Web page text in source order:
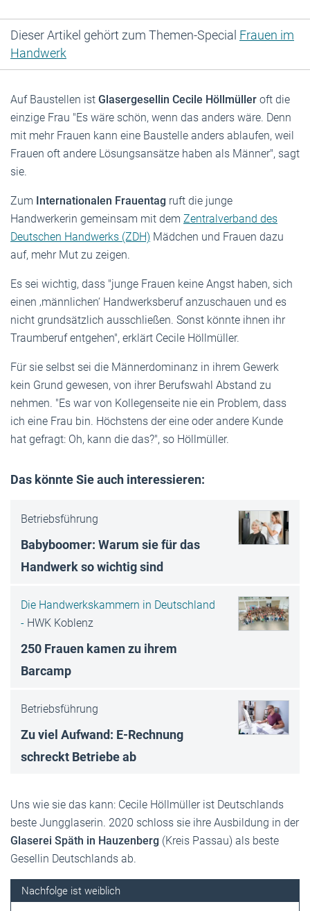
Dieser Artikel gehört zum Themen-Special Frauen im
Handwerk
Auf Baustellen ist Glasergesellin Cecile Höllmüller oft die
einzige Frau "Es wäre schön, wenn das anders wäre. Denn
mit mehr Frauen kann eine Baustelle anders ablaufen, weil
Frauen oft andere Lösungsansätze haben als Männer", sagt
sie.
Zum Internationalen Frauentag ruft die junge
Handwerkerin gemeinsam mit dem Zentralverband des
Deutschen Handwerks (ZDH) Mädchen und Frauen dazu
auf, mehr Mut zu zeigen.
Es sei wichtig, dass "junge Frauen keine Angst haben, sich
einen ‚männlichen‘ Handwerksberuf anzuschauen und es
nicht grundsätzlich ausschließen. Sonst könnte ihnen ihr
Traumberuf entgehen", erklärt Cecile Höllmüller.
Für sie selbst sei die Männerdominanz in ihrem Gewerk
kein Grund gewesen, von ihrer Berufswahl Abstand zu
nehmen. "Es war von Kollegenseite nie ein Problem, dass
ich eine Frau bin. Höchstens der eine oder andere Kunde
hat gefragt: Oh, kann die das?", so Höllmüller.
Das könnte Sie auch interessieren:
Betriebsführung
Babyboomer: Warum sie für das
Handwerk so wichtig sind
Die Handwerkskammern in Deutschland
- HWK Koblenz
250 Frauen kamen zu ihrem
Barcamp
Betriebsführung
Zu viel Aufwand: E-Rechnung
schreckt Betriebe ab
Uns wie sie das kann: Cecile Höllmüller ist Deutschlands
beste Jungglaserin. 2020 schloss sie ihre Ausbildung in der
Glaserei Späth in Hauzenberg (Kreis Passau) als beste
Gesellin Deutschlands ab.
Nachfolge ist weiblich